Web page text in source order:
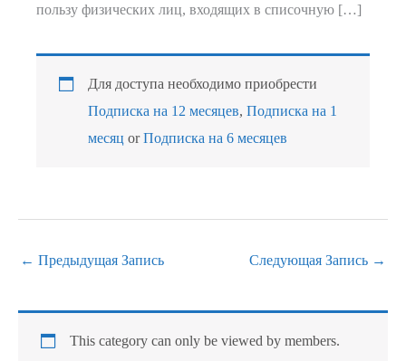
пользу физических лиц, входящих в списочную […]
Для доступа необходимо приобрести
Подписка на 12 месяцев,Подписка на 1
месяц orПодписка на 6 месяцев
← Предыдущая Запись Следующая Запись →
This category can only be viewed by members.